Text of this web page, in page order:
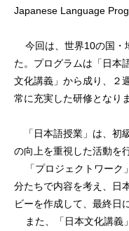
Japanese Language
今回は、世界10の国・
た。プログラムは「日本
文化講義」から成り、２
常に充実した研修となり
「日本語授業」は、初
の向上を重視した活動を
「プロジェクトワー
分たちで内容を考え、日
ビーを作成して、最終日
また、「日本文化講義